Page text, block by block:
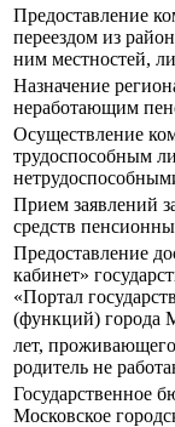
Предоставление
переездом из
ним местностей,
Назначение
неработающим
Осуществление
трудоспособным
Прием заявлений
средств
Предоставление
кабинет»
«Портал
(функций) города
лет,
родитель не
Государственное
Московское